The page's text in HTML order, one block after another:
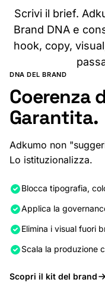
Scrivi il brief.
Brand DNA e
hook, copy,
DNA DEL BRAND
Coerenza
Garantita.
Adkumo non
Lo istituzionalizza.
Blocca tipografia,
Applica la
Elimina i visual fuori
Scala la produzione
Scopri il kit del brand